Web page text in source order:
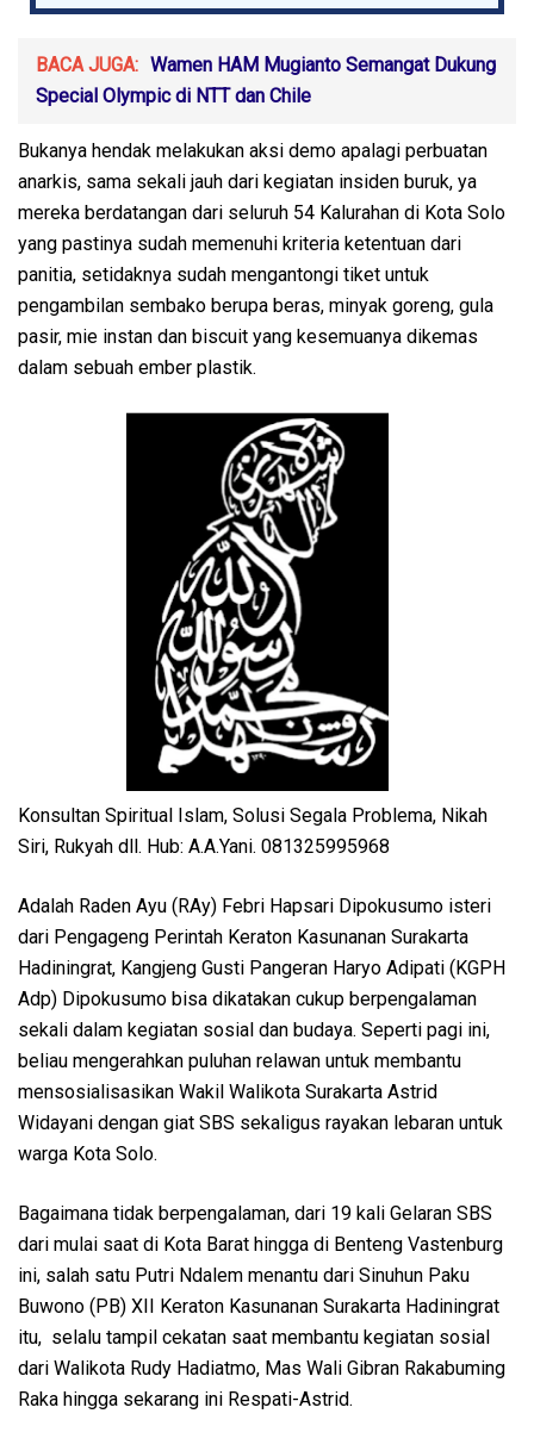
BACA JUGA: Wamen HAM Mugianto Semangat Dukung
Special Olympic di NTT dan Chile
Bukanya hendak melakukan aksi demo apalagi perbuatan
anarkis, sama sekali jauh dari kegiatan insiden buruk, ya
mereka berdatangan dari seluruh 54 Kalurahan di Kota Solo
yang pastinya sudah memenuhi kriteria ketentuan dari
panitia, setidaknya sudah mengantongi tiket untuk
pengambilan sembako berupa beras, minyak goreng, gula
pasir, mie instan dan biscuit yang kesemuanya dikemas
dalam sebuah ember plastik.
Konsultan Spiritual Islam, Solusi Segala Problema, Nikah
Siri, Rukyah dll. Hub: A.A.Yani. 081325995968
Adalah Raden Ayu (RAy) Febri Hapsari Dipokusumo isteri
dari Pengageng Perintah Keraton Kasunanan Surakarta
Hadiningrat, Kangjeng Gusti Pangeran Haryo Adipati (KGPH
Adp) Dipokusumo bisa dikatakan cukup berpengalaman
sekali dalam kegiatan sosial dan budaya. Seperti pagi ini,
beliau mengerahkan puluhan relawan untuk membantu
mensosialisasikan Wakil Walikota Surakarta Astrid
Widayani dengan giat SBS sekaligus rayakan lebaran untuk
warga Kota Solo.
Bagaimana tidak berpengalaman, dari 19 kali Gelaran SBS
dari mulai saat di Kota Barat hingga di Benteng Vastenburg
ini, salah satu Putri Ndalem menantu dari Sinuhun Paku
Buwono (PB) XII Keraton Kasunanan Surakarta Hadiningrat
itu, selalu tampil cekatan saat membantu kegiatan sosial
dari Walikota Rudy Hadiatmo, Mas Wali Gibran Rakabuming
Raka hingga sekarang ini Respati-Astrid.